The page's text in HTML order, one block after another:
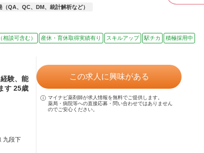
（QA、QC、DM、統計解析など）
相談可含む） 産休・育休取得実績有り スキルアップ 駅チカ
積極採用中
験、能
す 25歳
九段下
この求人に興味がある
マイナビ薬剤師が求人情報を無料でご提供します。
薬局・病院等への直接応募・問い合わせではありません
のでご安心ください。